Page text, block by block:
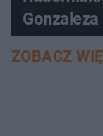
Gonzaleza
ZOBACZ